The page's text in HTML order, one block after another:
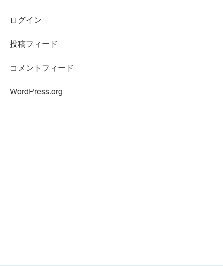
ログイン
投稿フィード
コメントフィード
WordPress.org